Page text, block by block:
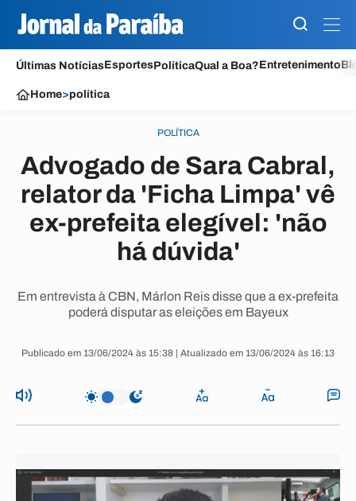
Últimas NotíciasEsportesPolíticaQual a Boa?Entretenimento
Home>política
POLÍTICA
Advogado de Sara Cabral,
relator da 'Ficha Limpa' vê
ex-prefeita elegível: 'não
há dúvida'
Em entrevista à CBN, Márlon Reis disse que a ex-prefeita
poderá disputar as eleições em Bayeux
Publicado em 13/06/2024 às 15:38 | Atualizado em 13/06/2024 às 16:13